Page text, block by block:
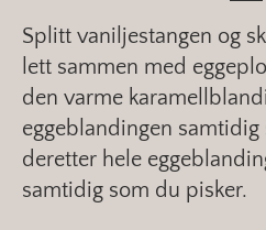
Splitt vaniljestangen og
lett sammen med
den varme
eggeblandingen samtidig
deretter hele
samtidig som du pisker.